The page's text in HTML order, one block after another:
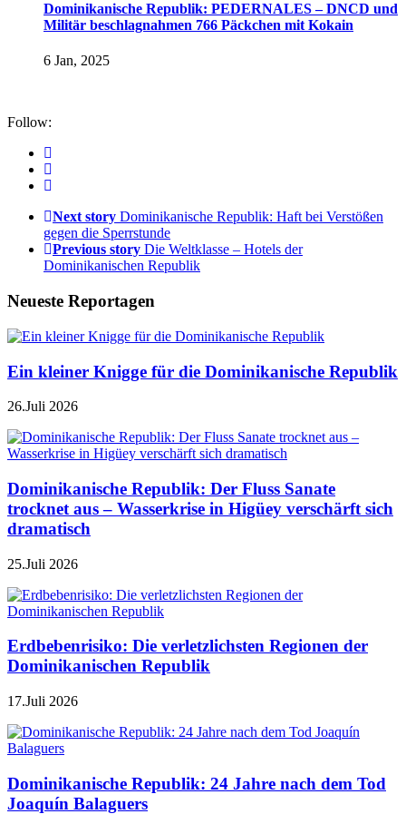
Dominikanische Republik: PEDERNALES – DNCD und
Militär beschlagnahmen 766 Päckchen mit Kokain
6 Jan, 2025
Follow:
Next story Dominikanische Republik: Haft bei Verstößen
gegen die Sperrstunde
Previous story Die Weltklasse – Hotels der
Dominikanischen Republik
Neueste Reportagen
Ein kleiner Knigge für die Dominikanische Republik
26.Juli 2026
Dominikanische Republik: Der Fluss Sanate
trocknet aus – Wasserkrise in Higüey verschärft sich
dramatisch
25.Juli 2026
Erdbebenrisiko: Die verletzlichsten Regionen der
Dominikanischen Republik
17.Juli 2026
Dominikanische Republik: 24 Jahre nach dem Tod
Joaquín Balaguers